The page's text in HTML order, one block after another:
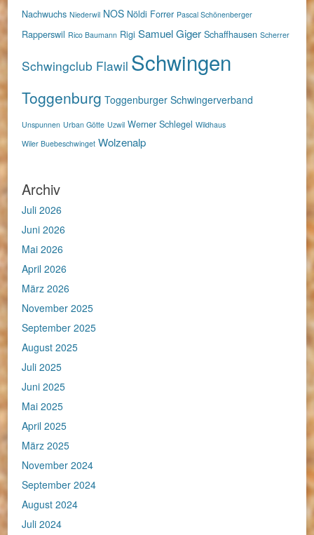
Nachwuchs Niederwil NOS Nöldi Forrer Pascal Schönenberger
Rapperswil Rico Baumann Rigi Samuel Giger Schaffhausen Scherrer
Schwingclub Flawil Schwingen
Toggenburg Toggenburger Schwingerverband
Unspunnen Urban Götte Uzwil Werner Schlegel Wildhaus
Wiler Buebeschwinget Wolzenalp
Archiv
Juli 2026
Juni 2026
Mai 2026
April 2026
März 2026
November 2025
September 2025
August 2025
Juli 2025
Juni 2025
Mai 2025
April 2025
März 2025
November 2024
September 2024
August 2024
Juli 2024